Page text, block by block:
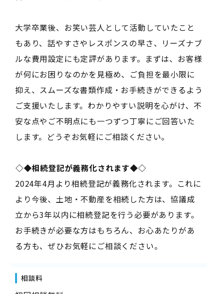
大学卒業後、お笑い芸人として活動していたこと
もあり、話やすさやレスポンスの早さ、リーズナブ
ルな費用設定にも定評があります。まずは、お客様
が何にお困りなのかを見極め、ご負担を最小限に
抑え、スムーズな書類作成・お手続きができるよう
ご支援いたします。わかりやすい説明を心がけ、不
安な点やご不明点にも一つずつ丁寧にご回答いた
します。どうぞお気軽にご相談ください。
――◇◆相続登記が義務化されます◆◇――
2024年4月より相続登記が義務化されます。これに
より今後、土地・不動産を相続した方は、協議成
立から3年以内に相続登記を行う必要があります。
お手続きが必要な方はもちろん、お心あたりがあ
る方も、ぜひお気軽にご相談ください。
相談料